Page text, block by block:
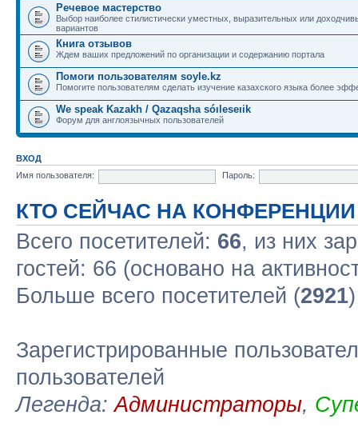
Речевое мастерство
Выбор наиболее стилистически уместных, выразительных или
вариантов
Книга отзывов
Ждем ваших предложений по организации и содержанию портала
Помоги пользователям soyle.kz
Помогите пользователям сделать изучение казахского языка более
We speak Kazakh / Qazaqsha sóıleseıik
Форум для англоязычных пользователей
ВХОД
Имя пользователя:
Пароль:
КТО СЕЙЧАС НА КОНФЕРЕНЦИИ
Всего посетителей: 66, из них
гостей: 66 (основано на
Больше всего посетителей (2921
Зарегистрированные
пользователей
Легенда:Администраторы,